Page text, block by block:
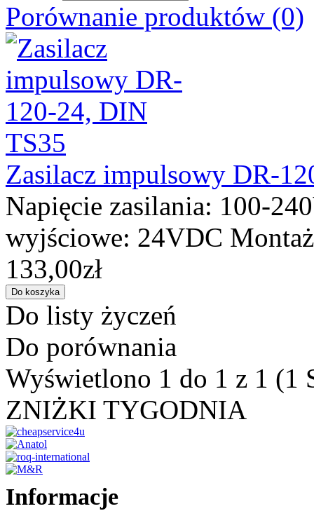
Porównanie produktów (0)
Zasilacz impulsowy DR-
Napięcie zasilania: 100-
wyjściowe: 24VDC
133,00zł
Do listy życzeń
Do porównania
Wyświetlono 1 do 1 z 1 (1
ZNIŻKI TYGODNIA
Informacje